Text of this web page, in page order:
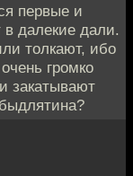
первые и
далекие дали.
толкают, ибо
громко
закатывают